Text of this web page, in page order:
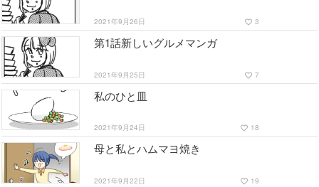
2021年9月26日 favorite_border 3
第1話新しいグルメマンガ
2021年9月25日 favorite_border 7
私のひと皿
2021年9月24日 favorite_border 18
母と私とハムマヨ焼き
2021年9月22日 favorite_border 19